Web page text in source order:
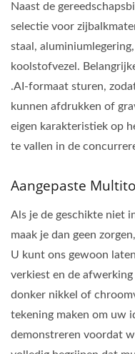
Naast de
selectie voor
staal,
koolstofvezel.
.AI-formaat sturen,
kunnen afdrukken of
eigen karakteristiek op
te vallen in de
Aangepaste
Als je de geschikte niet
maak je dan geen
U kunt ons gewoon
verkiest en de
donker nikkel of
tekening maken om uw
demonstreren voordat